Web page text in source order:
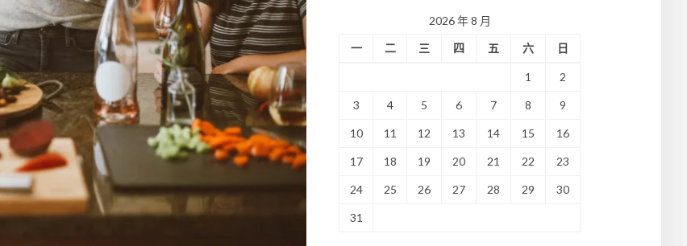
2026 年 8 月
一
二 三 四 五 六 日
1 2
3 4 5 6 7 8 9
10 11 12 13 14 15 16
17 18 19 20 21 22 23
24 25 26 27 28 29 30
31